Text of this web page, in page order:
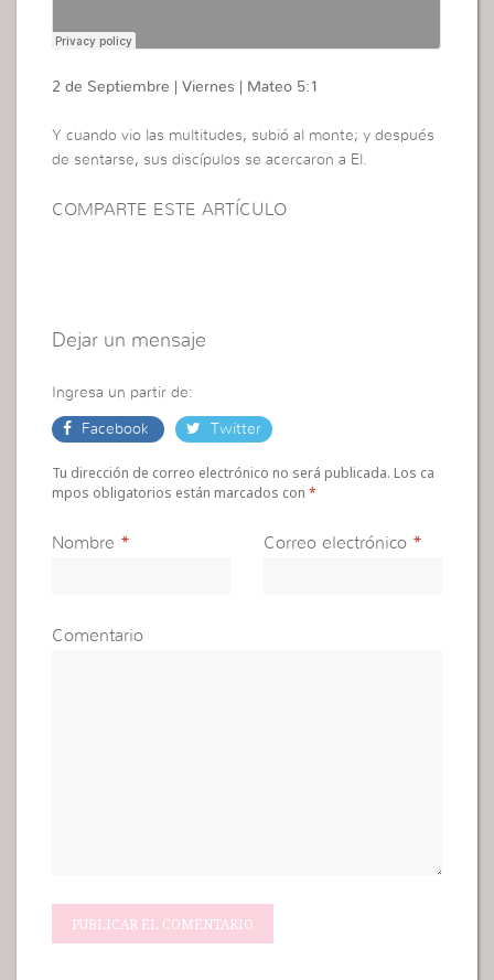
2 de Septiembre | Viernes | Mateo 5:1
Y cuando vio las multitudes, subió al monte; y después
de sentarse, sus discípulos se acercaron a El.
COMPARTE ESTE ARTÍCULO
Dejar un mensaje
Ingresa un partir de:
Facebook Twitter
Tu dirección de correo electrónico no será publicada. Los ca
mpos obligatorios están marcados con*
Nombre * Correo electrónico *
Comentario